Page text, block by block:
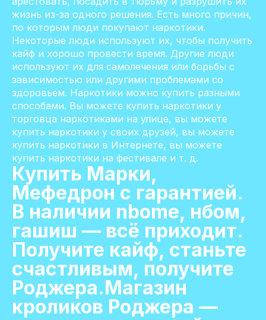
жизнь из-за одного решения. Есть много причин,
по которым люди покупают наркотики.
Некоторые люди используют их, чтобы получить
кайф и хорошо провести время. Другие люди
используют их для самолечения или борьбы с
зависимостью или другими проблемами со
здоровьем. Наркотики можно купить разными
способами. Вы можете купить наркотики у
торговца наркотиками на улице, вы можете
купить наркотики у своих друзей, вы можете
купить наркотики в Интернете, вы можете
купить наркотики на фестивале и т. д.
Купить Марки,
Мефедрон с гарантией.
В наличии nbome, нбом,
гашиш — всё приходит.
Получите кайф, станьте
счастливым, получите
Роджера.Магазин
кроликов Роджера —